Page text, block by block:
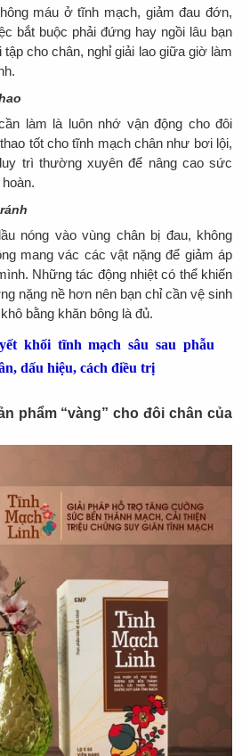
máu ở tĩnh mạch, giảm đau đớn,
bắt buộc phải đứng hay ngồi lâu bạn
cho chân, nghỉ giải lao giữa giờ làm
làm là luôn nhớ vận động cho đôi
tốt cho tĩnh mạch chân như bơi lội,
trì thường xuyên để nâng cao sức
nóng vào vùng chân bị đau, không
mang vác các vật nặng để giảm áp
Những tác động nhiệt có thể khiến
nặng nề hơn nên bạn chỉ cần vệ sinh
bằng khăn bông là đủ.
khối tĩnh mạch sâu sau phẫu
dấu hiệu, cách điều trị
phẩm “vàng” cho đôi chân của